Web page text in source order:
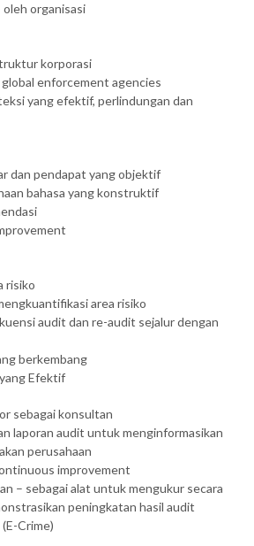
organisasi
korporasi
enforcement agencies
yang efektif, perlindungan dan
dan pendapat yang objektif
bahasa yang konstruktif
risiko
area risiko
audit dan re-audit sejalur dengan
berkembang
Efektif
sebagai konsultan
laporan audit untuk menginformasikan
perusahaan
improvement
– sebagai alat untuk mengukur secara
peningkatan hasil audit
Crime)